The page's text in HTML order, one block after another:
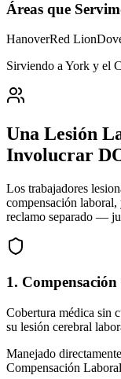
Áreas que
HanoverRed Lion
Sirviendo a York y el
Una Lesión
Involucrar
Los trabajadores
compensación
reclamo separado —
1.
Cobertura médica sin
su lesión cerebral
Manejado
Compensación Laboral